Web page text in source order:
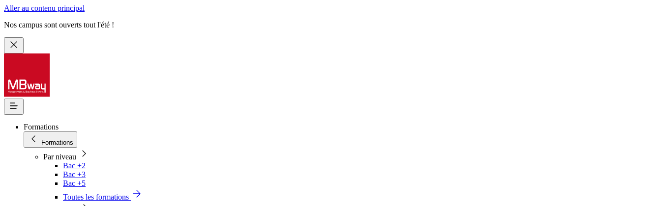
Aller au contenu principal
Nos campus sont ouverts tout l'été !
Formations
Formations
Par niveau
Bac +2
Bac +3
Bac +5
Toutes les formations